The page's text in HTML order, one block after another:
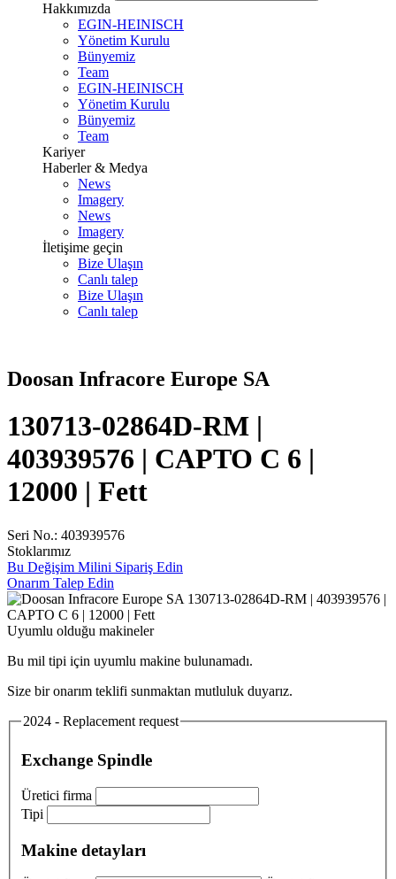
Hakkımızda
EGIN-HEINISCH
Yönetim Kurulu
Bünyemiz
Team
EGIN-HEINISCH
Yönetim Kurulu
Bünyemiz
Team
Kariyer
Haberler & Medya
News
Imagery
News
Imagery
İletişime geçin
Bize Ulaşın
Canlı talep
Bize Ulaşın
Canlı talep
Doosan Infracore Europe SA
130713-02864D-RM |
403939576 | CAPTO C 6 |
12000 | Fett
Seri No.: 403939576
Stoklarımız
Bu Değişim Milini Sipariş Edin
Onarım Talep Edin
Uyumlu olduğu makineler
Bu mil tipi için uyumlu makine bulunamadı.
Size bir onarım teklifi sunmaktan mutluluk duyarız.
2024 - Replacement request
Exchange Spindle
Üretici firma
Tipi
Makine detayları